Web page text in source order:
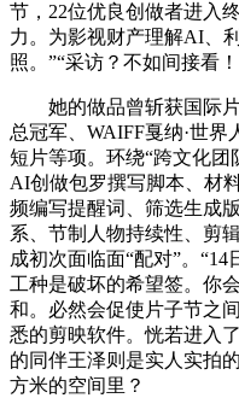
节，22位优良创做者进入
力。为影视财产理解AI、
照。”“采访？不如间接看！
她的做品曾斩获国际片
总冠军、WAIFF戛纳·世
短片等项。环绕“跨文化团
AI创做包罗撰写脚本、材
频编写提醒词、筛选生成
系、节制人物持续性、剪
成初次面临面“配对”。
工种是破坏的希望签。你
和。必然会促使片子节之
悉的剪映软件。恍若进入
的同伴王泽则是实人实拍
方米的空间里？